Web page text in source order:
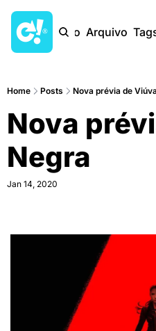
Início Arquivo
Home Posts Nova prévia de
Nova
Negra
Jan 14, 2020